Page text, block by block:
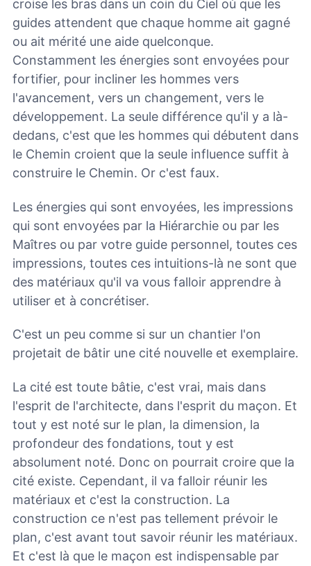
croise les bras dans un coin du Ciel où que les
guides attendent que chaque homme ait gagné
ou ait mérité une aide quelconque.
Constamment les énergies sont envoyées pour
fortifier, pour incliner les hommes vers
l'avancement, vers un changement, vers le
développement. La seule différence qu'il y a là-
dedans, c'est que les hommes qui débutent dans
le Chemin croient que la seule influence suffit à
construire le Chemin. Or c'est faux.
Les énergies qui sont envoyées, les impressions
qui sont envoyées par la Hiérarchie ou par les
Maîtres ou par votre guide personnel, toutes ces
impressions, toutes ces intuitions-là ne sont que
des matériaux qu'il va vous falloir apprendre à
utiliser et à concrétiser.
C'est un peu comme si sur un chantier l'on
projetait de bâtir une cité nouvelle et exemplaire.
La cité est toute bâtie, c'est vrai, mais dans
l'esprit de l'architecte, dans l'esprit du maçon. Et
tout y est noté sur le plan, la dimension, la
profondeur des fondations, tout y est
absolument noté. Donc on pourrait croire que la
cité existe. Cependant, il va falloir réunir les
matériaux et c'est la construction. La
construction ce n'est pas tellement prévoir le
plan, c'est avant tout savoir réunir les matériaux.
Et c'est là que le maçon est indispensable par